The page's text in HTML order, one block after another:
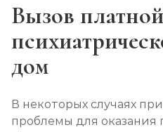
Вызов
дом
В некоторых случаях
проблемы для